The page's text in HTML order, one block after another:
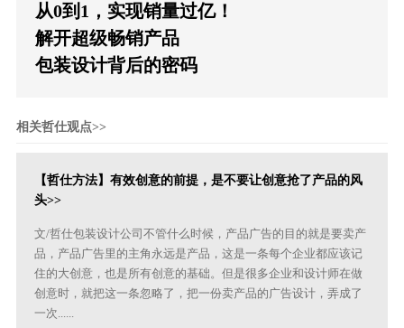
从0到1，实现销量过亿！
解开超级畅销产品
包装设计背后的密码
相关哲仕观点>>
【哲仕方法】有效创意的前提，是不要让创意抢了产品的风
头>>
文/哲仕包装设计公司不管什么时候，产品广告的目的就是要卖产
品，产品广告里的主角永远是产品，这是一条每个企业都应该记
住的大创意，也是所有创意的基础。但是很多企业和设计师在做
创意时，就把这一条忽略了，把一份卖产品的广告设计，弄成了
一次......